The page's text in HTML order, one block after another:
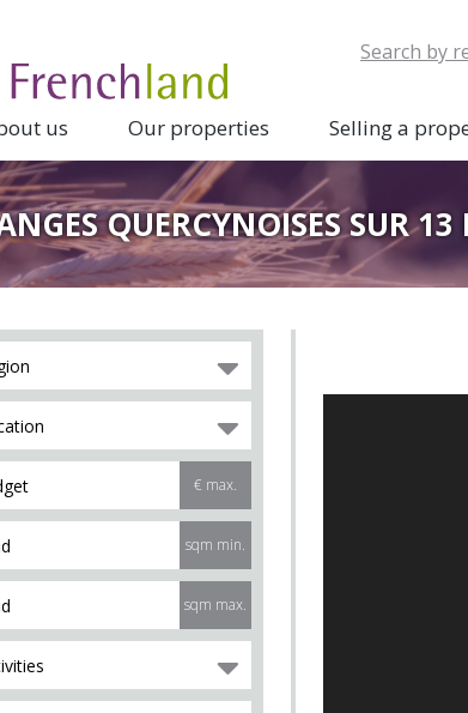
us Our properties Selling a
QUERCYNOISES SUR
€ max.
sqm min.
sqm max.